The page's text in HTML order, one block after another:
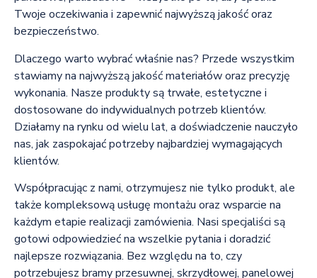
Twoje oczekiwania i zapewnić najwyższą jakość oraz
bezpieczeństwo.
Dlaczego warto wybrać właśnie nas? Przede wszystkim
stawiamy na najwyższą jakość materiałów oraz precyzję
wykonania. Nasze produkty są trwałe, estetyczne i
dostosowane do indywidualnych potrzeb klientów.
Działamy na rynku od wielu lat, a doświadczenie nauczyło
nas, jak zaspokajać potrzeby najbardziej wymagających
klientów.
Współpracując z nami, otrzymujesz nie tylko produkt, ale
także kompleksową usługę montażu oraz wsparcie na
każdym etapie realizacji zamówienia. Nasi specjaliści są
gotowi odpowiedzieć na wszelkie pytania i doradzić
najlepsze rozwiązania. Bez względu na to, czy
potrzebujesz bramy przesuwnej, skrzydłowej, panelowej